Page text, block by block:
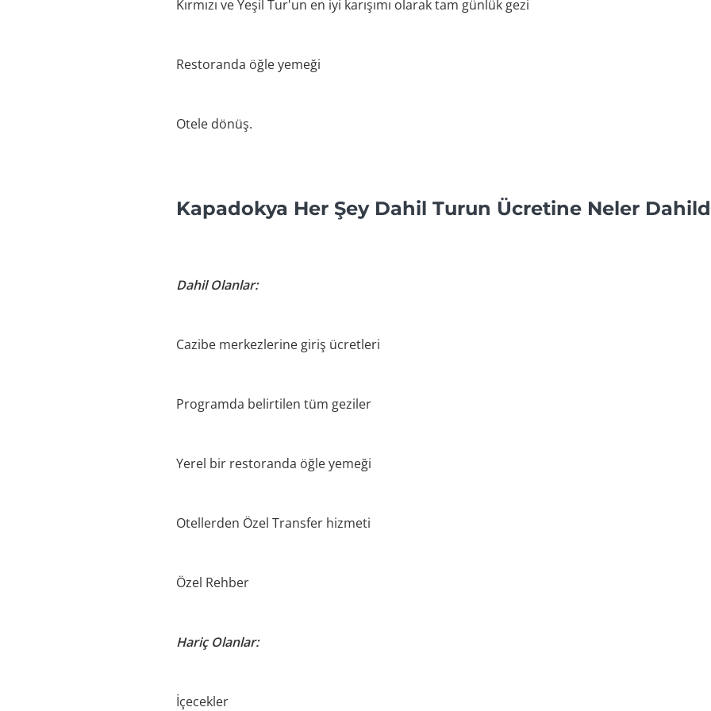
Kırmızı ve Yeşil Tur'un en iyi karışımı olarak tam günlük gezi
Restoranda öğle yemeği
Otele dönüş.
Kapadokya Her Şey Dahil Turun Ücretine Neler
Dahil Olanlar:
Cazibe merkezlerine giriş ücretleri
Programda belirtilen tüm geziler
Yerel bir restoranda öğle yemeği
Otellerden Özel Transfer hizmeti
Özel Rehber
Hariç Olanlar:
İçecekler